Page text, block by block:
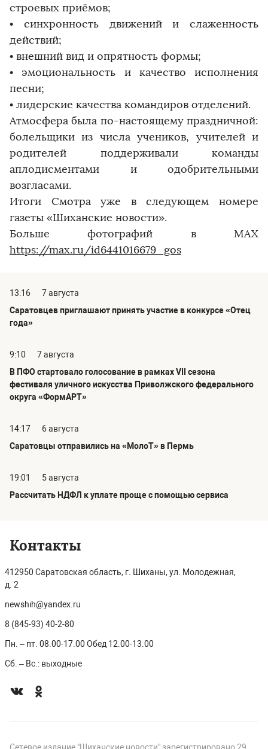
строевых приёмов;
• синхронность движений и слаженность
действий;
• внешний вид и опрятность формы;
• эмоциональность и качество исполнения
песни;
• лидерские качества командиров отделений.
Атмосфера была по-настоящему праздничной:
болельщики из числа учеников, учителей и
родителей поддерживали команды
аплодисментами и одобрительными
возгласами.
Итоги Смотра уже в следующем номере
газеты «Шиханские новости».
Больше фотографий в MAX
https://max.ru/id6441016679_gos
13:16
7 августа
Саратовцев приглашают принять участие в конкурсе «Отец
года»
9:10
7 августа
В ПФО стартовало голосование в рамках VII сезона
фестиваля уличного искусства Приволжского федерального
округа «ФормАРТ»
14:17
6 августа
Саратовцы отправились на «МолоТ» в Пермь
19:01
5 августа
Рассчитать НДФЛ к уплате проще с помощью сервиса
Контакты
412950 Саратовская область, г. Шиханы, ул. Молодежная,
д. 2
newshih@yandex.ru
8 (845-93) 40-2-80
Пн. – пт. 08.00-17.00 Обед 12.00-13.00
Сб. – Вс.: выходные